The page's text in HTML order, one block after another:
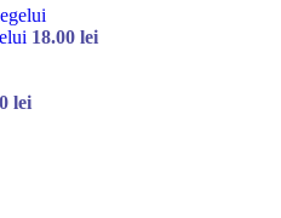
18.00 lei
lei